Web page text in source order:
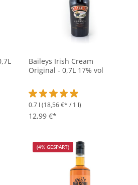
von 2.9 von 5 Sternen
Baileys Irish Cream
Original - 0,7L 17% vol
Durchschnittliche Bewertung
0.7 l (18,56 €* / 1 l)
12,99 €*
(4% GESPART)